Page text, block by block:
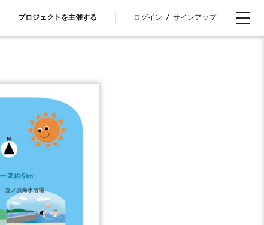
プロジェクトを主催する ログイン / サインアップ